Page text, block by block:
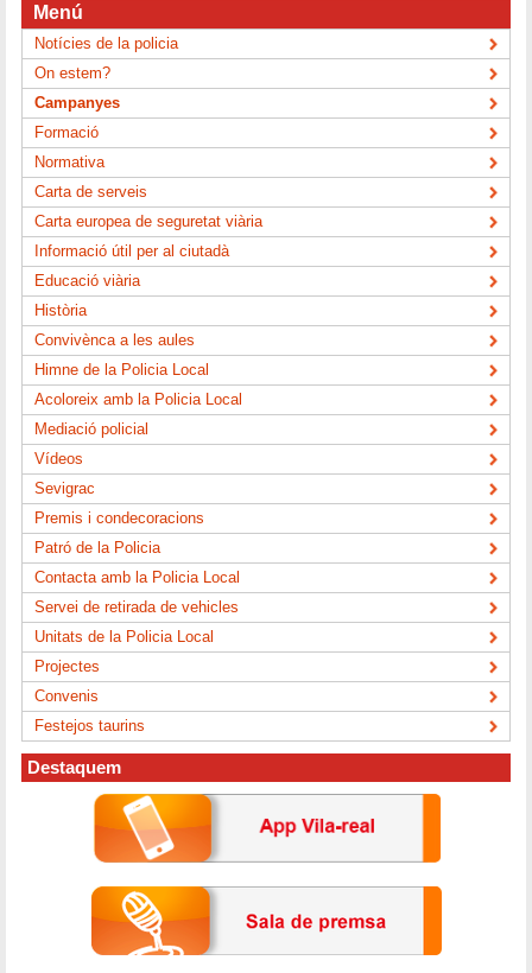
Menú
Notícies de la policia
On estem?
Campanyes
Formació
Normativa
Carta de serveis
Carta europea de seguretat viària
Informació útil per al ciutadà
Educació viària
Història
Convivènca a les aules
Himne de la Policia Local
Acoloreix amb la Policia Local
Mediació policial
Vídeos
Sevigrac
Premis i condecoracions
Patró de la Policia
Contacta amb la Policia Local
Servei de retirada de vehicles
Unitats de la Policia Local
Projectes
Convenis
Festejos taurins
Destaquem